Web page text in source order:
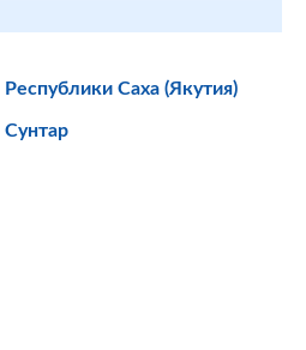
Республики Саха (Якутия)
Сунтар